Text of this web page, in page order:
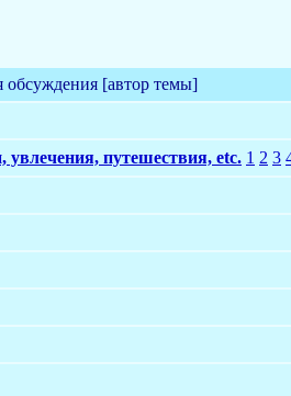
обсуждения [автор темы]
путешествия, etc. 1 2 3